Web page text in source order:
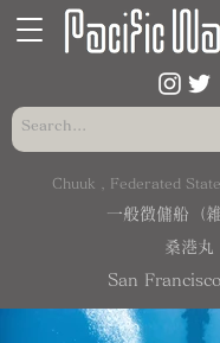
桑港丸
San
Chuuk , Federated
一般徴傭船（